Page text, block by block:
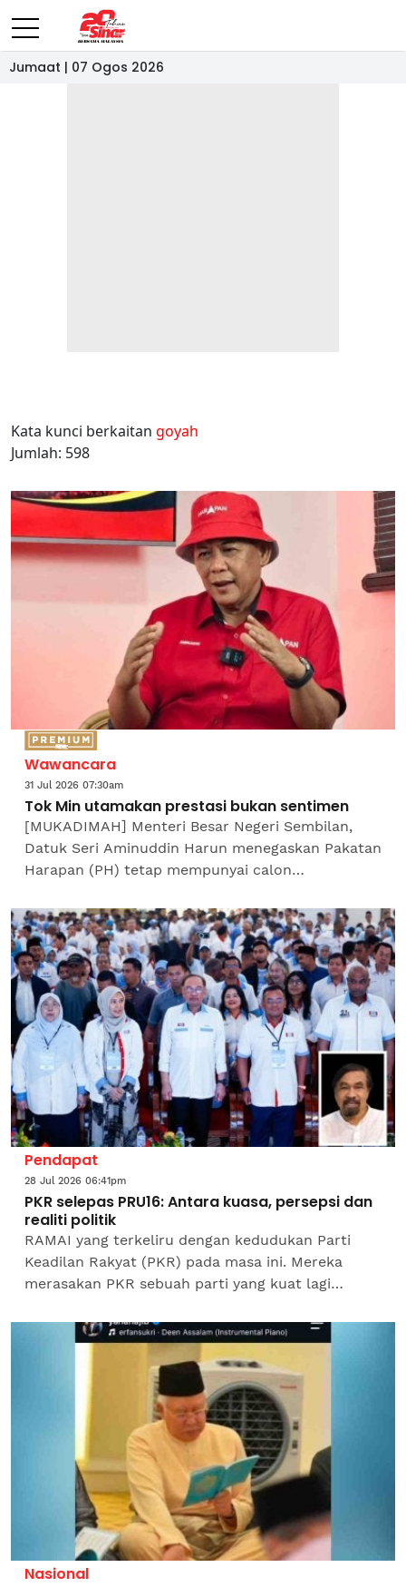
Jumaat | 07 Ogos 2026
Kata kunci berkaitan goyah
Jumlah: 598
Wawancara
31 Jul 2026 07:30am
Tok Min utamakan prestasi bukan sentimen
[MUKADIMAH] Menteri Besar Negeri Sembilan,
Datuk Seri Aminuddin Harun menegaskan Pakatan
Harapan (PH) tetap mempunyai calon
sekiranya gabungan itu menang...
Pendapat
28 Jul 2026 06:41pm
PKR selepas PRU16: Antara kuasa, persepsi dan
realiti politik
RAMAI yang terkeliru dengan kedudukan Parti
Keadilan Rakyat (PKR) pada masa ini. Mereka
merasakan PKR sebuah parti yang kuat lagi
bukanlah sebuah parti kuat...
Nasional